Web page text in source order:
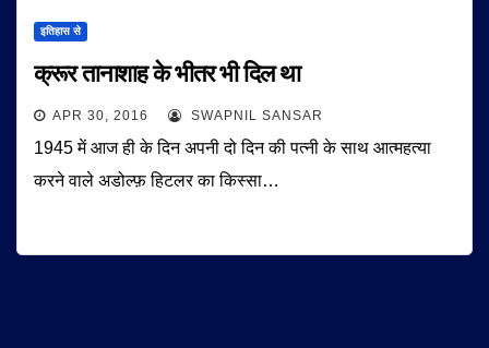
इतिहास से
क्रूर तानाशाह के भीतर भी दिल था
APR 30, 2016 SWAPNIL SANSAR
1945 में आज ही के दिन अपनी दो दिन की पत्नी के साथ आत्महत्या
करने वाले अडोल्फ़ हिटलर का किस्सा…